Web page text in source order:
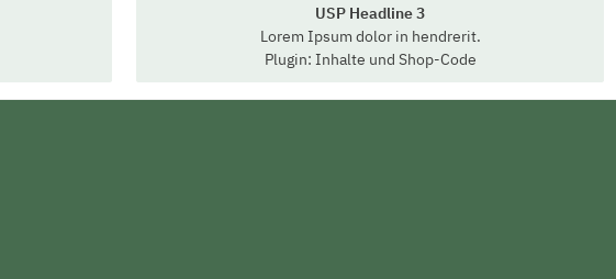
USP Headline 3
Lorem Ipsum dolor in hendrerit.
Plugin: Inhalte und Shop-Code